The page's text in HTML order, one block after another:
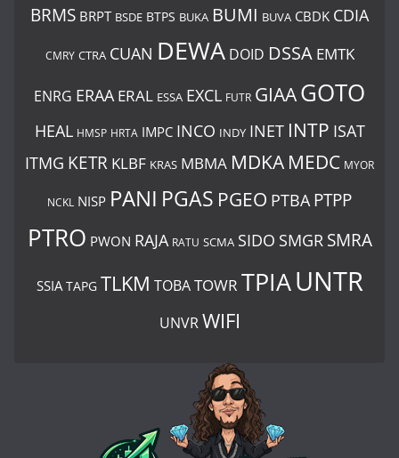
BRMS BRPT BSDE BTPS BUKA BUMI BUVA CBDK CDIA
CMRY CTRA CUAN DEWA DOID DSSA EMTK
ENRG ERAA ERAL ESSA EXCL FUTR GIAAGOTO
HEAL HMSP HRTA IMPC INCO INDY INET INTP ISAT
ITMG KETR KLBF KRAS MBMA MDKA MEDC MYOR
NCKL NISP PANI PGAS PGEO PTBA PTPP
PTRO PWON RAJA RATU SCMA SIDO SMGR SMRA
SSIA TAPG TLKM TOBA TOWR TPIAUNTR
UNVR WIFI